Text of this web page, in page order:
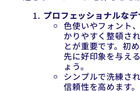
プロフェッショナルな
色使いやフォント
かりやすく整頓さ
とが重要です。初
先に好印象を与え
ょう。
シンプルで洗練さ
信頼性を高めます。